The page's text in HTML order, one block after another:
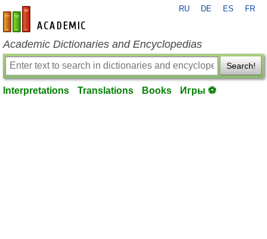
en-academic.com
RU DE ES FR
Academic Dictionaries and Encyclopedias
Search!
Interpretations Translations Books Игры ⚽